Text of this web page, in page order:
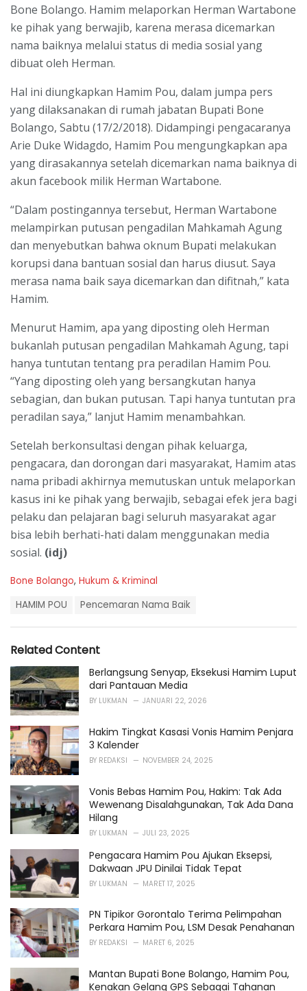
Bone Bolango. Hamim melaporkan Herman Wartabone
ke pihak yang berwajib, karena merasa dicemarkan
nama baiknya melalui status di media sosial yang
dibuat oleh Herman.
Hal ini diungkapkan Hamim Pou, dalam jumpa pers
yang dilaksanakan di rumah jabatan Bupati Bone
Bolango, Sabtu (17/2/2018). Didampingi pengacaranya
Arie Duke Widagdo, Hamim Pou mengungkapkan apa
yang dirasakannya setelah dicemarkan nama baiknya di
akun facebook milik Herman Wartabone.
“Dalam postingannya tersebut, Herman Wartabone
melampirkan putusan pengadilan Mahkamah Agung
dan menyebutkan bahwa oknum Bupati melakukan
korupsi dana bantuan sosial dan harus diusut. Saya
merasa nama baik saya dicemarkan dan difitnah,” kata
Hamim.
Menurut Hamim, apa yang diposting oleh Herman
bukanlah putusan pengadilan Mahkamah Agung, tapi
hanya tuntutan tentang pra peradilan Hamim Pou.
“Yang diposting oleh yang bersangkutan hanya
sebagian, dan bukan putusan. Tapi hanya tuntutan pra
peradilan saya,” lanjut Hamim menambahkan.
Setelah berkonsultasi dengan pihak keluarga,
pengacara, dan dorongan dari masyarakat, Hamim atas
nama pribadi akhirnya memutuskan untuk melaporkan
kasus ini ke pihak yang berwajib, sebagai efek jera bagi
pelaku dan pelajaran bagi seluruh masyarakat agar
bisa lebih berhati-hati dalam menggunakan media
sosial. (idj)
C
r
i
e
s
:
Bone Bolango, Hukum & Kriminal
:
HAMIM POU Pencemaran Nama Baik
Related Content
Berlangsung Senyap, Eksekusi Hamim Luput
dari Pantauan Media
BY LUKMAN JANUARI 22, 2026
Hakim Tingkat Kasasi Vonis Hamim Penjara
3 Kalender
BY REDAKSI NOVEMBER 24, 2025
Vonis Bebas Hamim Pou, Hakim: Tak Ada
Wewenang Disalahgunakan, Tak Ada Dana
Hilang
BY LUKMAN JULI 23, 2025
Pengacara Hamim Pou Ajukan Eksepsi,
Dakwaan JPU Dinilai Tidak Tepat
BY LUKMAN MARET 17, 2025
PN Tipikor Gorontalo Terima Pelimpahan
Perkara Hamim Pou, LSM Desak Penahanan
BY REDAKSI MARET 6, 2025
Mantan Bupati Bone Bolango, Hamim Pou,
Kenakan Gelang GPS Sebagai Tahanan